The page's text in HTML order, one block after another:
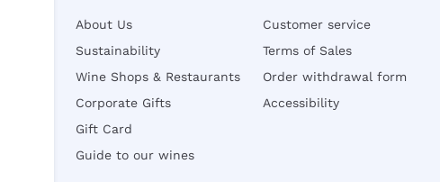
About Us
Sustainability
Wine Shops & Restaurants
Corporate Gifts
Gift Card
Guide to our wines
Customer service
Terms of Sales
Order withdrawal form
Accessibility